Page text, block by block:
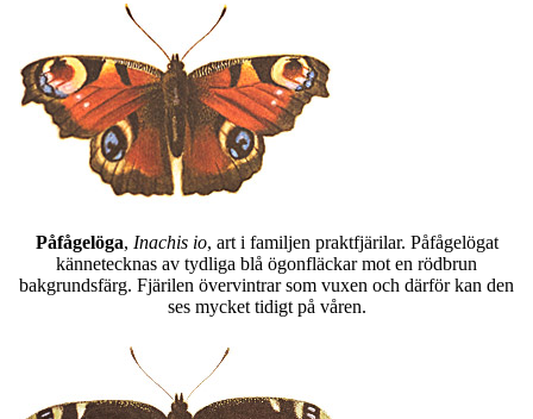
Påfågelöga, Inachis io, art i familjen praktfjärilar. Påfågelögat
kännetecknas av tydliga blå ögonfläckar mot en rödbrun
bakgrundsfärg. Fjärilen övervintrar som vuxen och därför kan den
ses mycket tidigt på våren.